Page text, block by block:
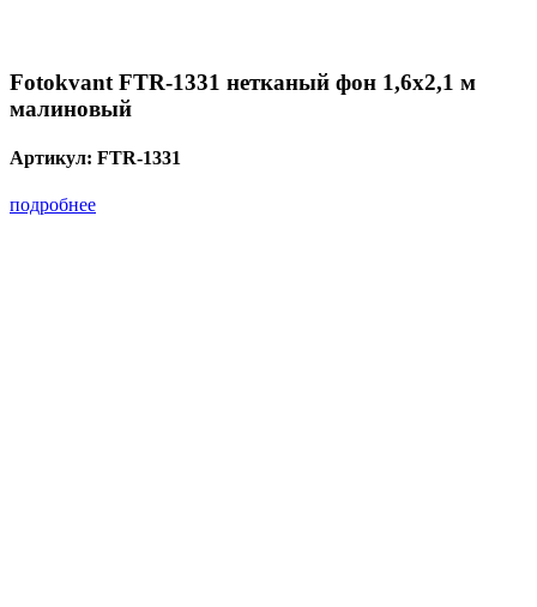
Fotokvant FTR-1331 нетканый фон 1,6х2,1 м
малиновый
Артикул: FTR-1331
подробнее